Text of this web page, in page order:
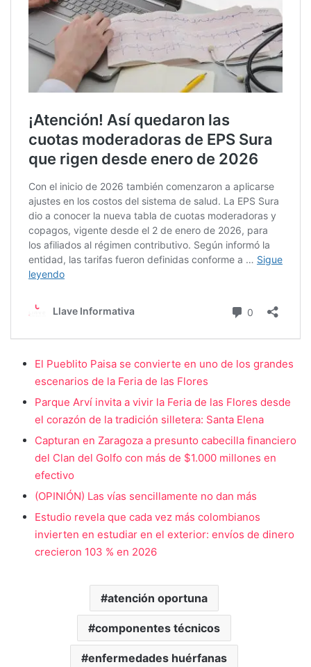
El Pueblito Paisa se convierte en uno de los grandes
escenarios de la Feria de las Flores
Parque Arví invita a vivir la Feria de las Flores desde
el corazón de la tradición silletera: Santa Elena
Capturan en Zaragoza a presunto cabecilla financiero
del Clan del Golfo con más de $1.000 millones en
efectivo
(OPINIÓN) Las vías sencillamente no dan más
Estudio revela que cada vez más colombianos
invierten en estudiar en el exterior: envíos de dinero
crecieron 103 % en 2026
atención oportuna
componentes técnicos
enfermedades huérfanas